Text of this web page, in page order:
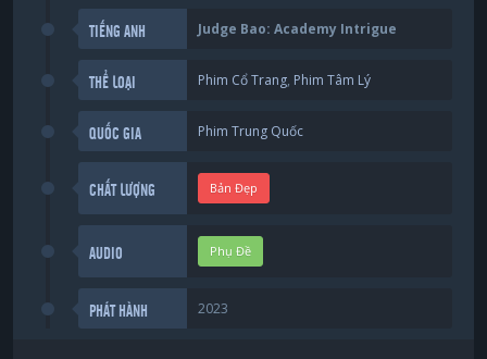
TIẾNG ANH Judge Bao: Academy Intrigue
THỂ LOẠI Phim Cổ Trang, Phim Tâm Lý
QUỐC GIA Phim Trung Quốc
CHẤT LƯỢNG Bản Đẹp
AUDIO Phụ Đề
PHÁT HÀNH 2023